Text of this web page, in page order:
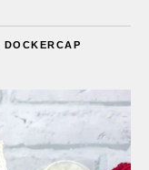
DOCKERCAP